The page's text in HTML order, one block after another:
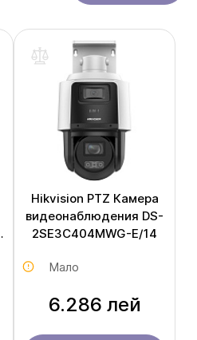
Hikvision PTZ Камера
видеонаблюдения DS-
2SE3C404MWG-E/14
Мало
6.286 лей